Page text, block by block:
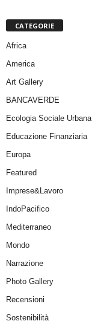
CATEGORIE
Africa
America
Art Gallery
BANCAVERDE
Ecologia Sociale Urbana
Educazione Finanziaria
Europa
Featured
Imprese&Lavoro
IndoPacifico
Mediterraneo
Mondo
Narrazione
Photo Gallery
Recensioni
Sostenibilità